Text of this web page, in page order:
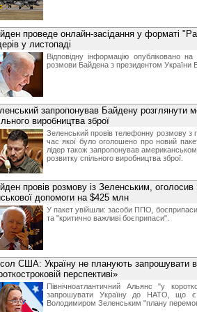
проведе онлайн-засідання у форматі
у листопаді
Відповідну інформацію опубліковано
розмови Байдена з президентом України
запропонував Байдену розглянути
виробництва зброї
Зеленський провів телефонну розмову
час якої було оголошено про новий
лідер також запропонував
розвитку спільного виробництва зброї.
провів розмову із Зеленським, оголосив
допомоги на $425 млн
У пакет увійшли: засоби ППО,
та "критично важливі боєприпаси".
США: Україну не планують запрошувати
перспективі»
Північноатлантичний Альянс "у
запрошувати Україну до НАТО, що є
Володимиром Зеленським "плану